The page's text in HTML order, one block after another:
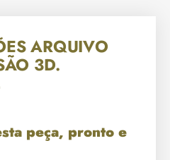
ARQUIVO
3D.
peça, pronto e